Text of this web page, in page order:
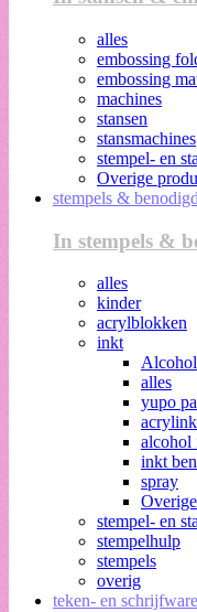
alles
embossing
embossing
machines
stansen
stansmachines
stempel- en
Overige
stempels &
In stempels &
alles
kinder
acrylblokken
inkt
alles
yupo
alcohol
inkt
spray
stempel- en
stempelhulp
stempels
overig
teken- en